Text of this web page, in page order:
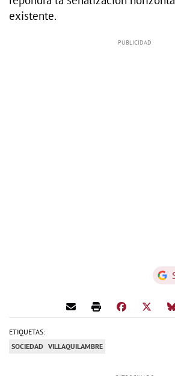
existente.
ETIQUETAS:
SOCIEDAD VILLAQUILAMBRE